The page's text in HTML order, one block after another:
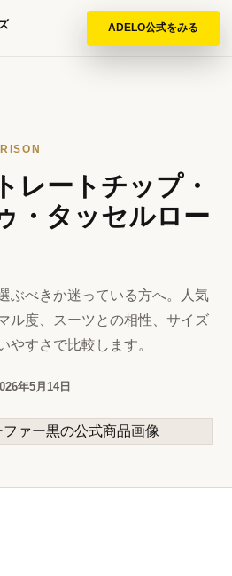
ADELO公式をみる
レートチップ・
・タッセルロー
ぶべきか迷っている方へ。人気
ル度、スーツとの相性、サイズ
やすさで比較します。
年5月14日